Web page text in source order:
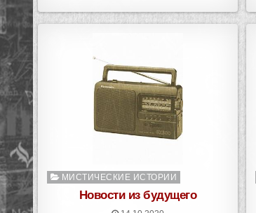
Опубликовано
МИСТИЧЕСКИЕ ИСТОРИИ
Новости из будущего